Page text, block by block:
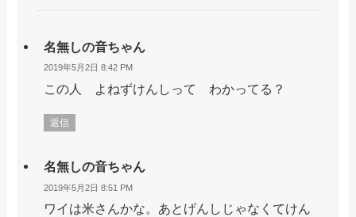
名無しの音ちゃん
2019年5月2日 8:42 PM
この人 よねずけんしって わかってる？
返信
名無しの音ちゃん
2019年5月2日 8:51 PM
ワイは米さんかな。あとげんしじゃなくてけん